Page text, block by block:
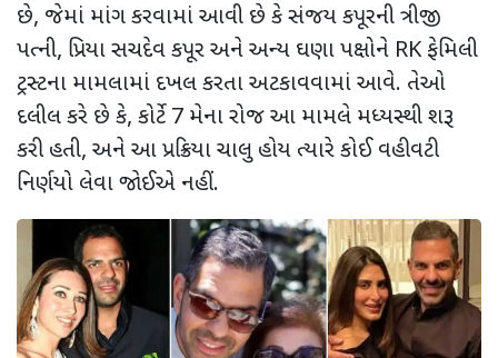
છે, જેમાં માંગ કરવામાં આવી છે કે સંજય કપૂરની ત્રીજી
પત્ની, પ્રિયા સચદેવ કપૂર અને અન્ય ઘણા પક્ષોને RKફેમિલી
ટ્રસ્ટના મામલામાં દખલ કરતા અટકાવવામાં આવે. તેઓ
દલીલ કરે છે કે, કોર્ટે 7 મેના રોજ આ મામલે મધ્યસ્થી શરૂ
કરી હતી, અને આ પ્રક્રિયા ચાલુ હોય ત્યારે કોઈ વહીવટી
નિર્ણયો લેવા જોઈએ નહીં.